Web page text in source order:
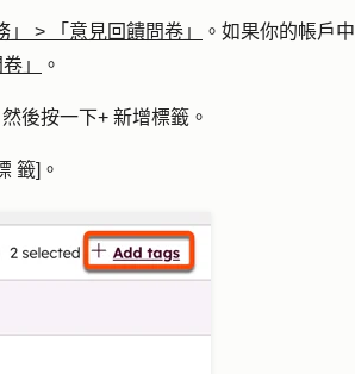
」 > 「意見回饋問卷」
。如果你的帳戶中
」 。
然後按一下+ 新增標籤 。
籤]。